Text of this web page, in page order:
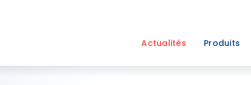
Actualités Produits